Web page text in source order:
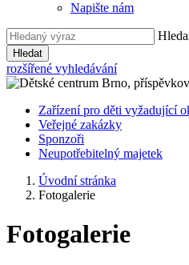
Napište nám
Hledat
rozšířené vyhledávání
Zařízení pro děti vyžadující
Veřejné zakázky
Sponzoři
Neupotřebitelný majetek
Úvodní stránka
Fotogalerie
Fotogalerie